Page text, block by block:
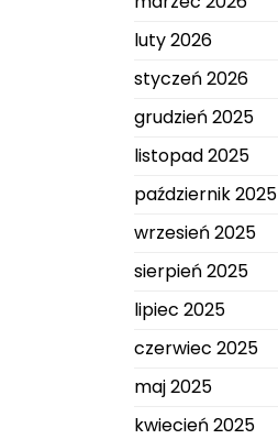
luty 2026
styczeń 2026
grudzień 2025
listopad 2025
październik 2025
wrzesień 2025
sierpień 2025
lipiec 2025
czerwiec 2025
maj 2025
kwiecień 2025